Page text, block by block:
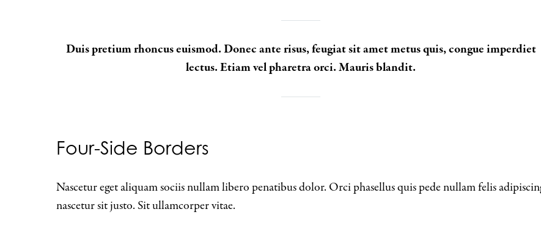
Duis pretium rhoncus euismod. Donec ante risus, feugiat sit amet metus quis, congue imperdiet
lectus. Etiam vel pharetra orci. Mauris blandit.
Four-Side Borders
Nascetur eget aliquam sociis nullam libero penatibus dolor. Orci phasellus quis pede nullam felis
nascetur sit justo. Sit ullamcorper vitae.